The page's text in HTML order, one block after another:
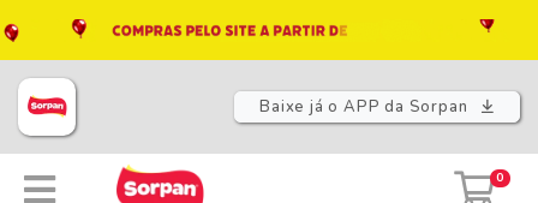
Baixe já o APP da Sorpan
0